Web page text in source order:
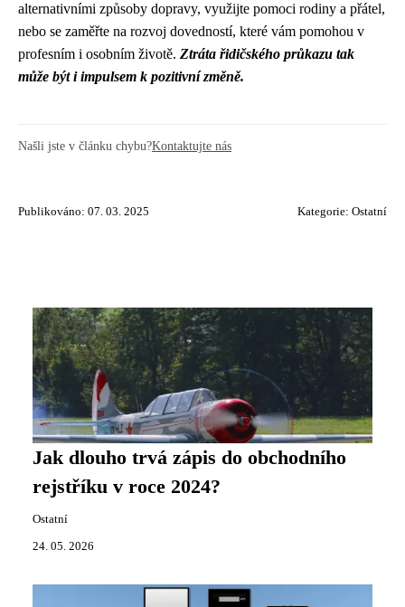
alternativními způsoby dopravy, využijte pomoci rodiny a přátel,
nebo se zaměřte na rozvoj dovedností, které vám pomohou v
profesním i osobním životě. Ztráta řidičského průkazu tak
může být i impulsem k pozitivní změně.
Našli jste v článku chybu?Kontaktujte nás
Publikováno: 07. 03. 2025 Kategorie: Ostatní
Jak dlouho trvá zápis do obchodního
rejstříku v roce 2024?
Ostatní
24. 05. 2026